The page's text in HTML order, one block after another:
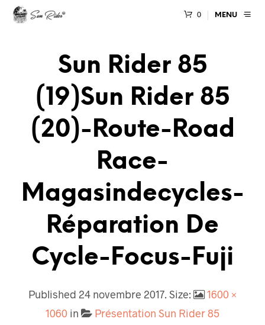
0 MENU
Sun Rider 85
(19)sun Rider 85
(20)-Route-Road
Race-
Magasindecycles-
Réparation De
Cycle-Focus-Fuji
Published 24 novembre 2017. Size:
1600 ×
1060 in Présentation Sun Rider 85